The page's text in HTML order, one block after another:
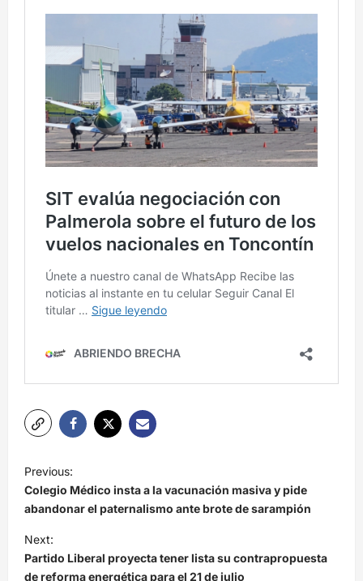
N
a
v
e
g
Previous:
Colegio Médico insta a la vacunación masiva y pide
abandonar el paternalismo ante brote de sarampión
Next:
Partido Liberal proyecta tener lista su contrapropuesta
de reforma energética para el 21 de julio